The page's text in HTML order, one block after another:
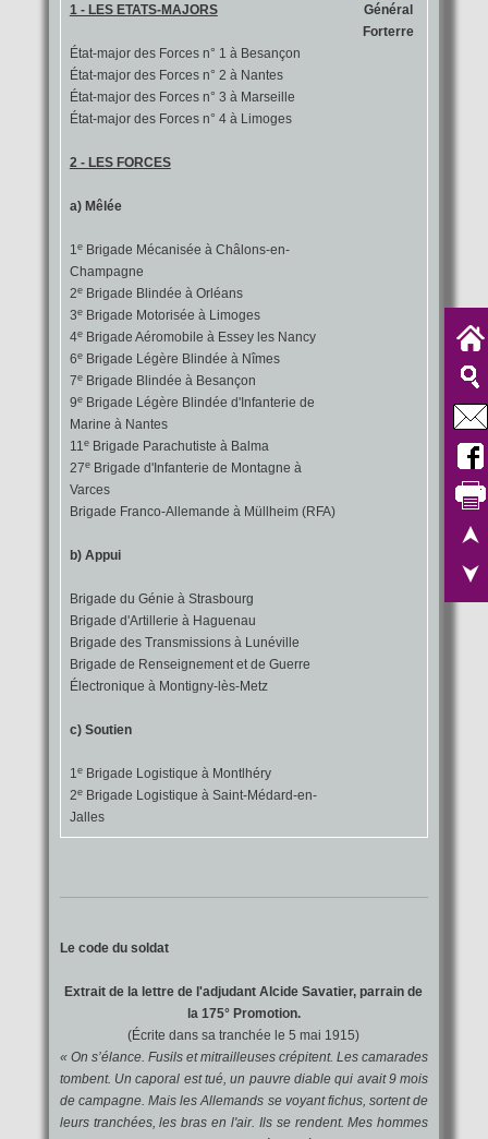
1 - LES ETATS-MAJORS
État-major des Forces n° 1 à Besançon
État-major des Forces n° 2 à Nantes
État-major des Forces n° 3 à Marseille
État-major des Forces n° 4 à Limoges
2 - LES FORCES
a) Mêlée
1eBrigade Mécanisée à Châlons-en-
Champagne
2eBrigade Blindée à Orléans
3eBrigade Motorisée à Limoges
4eBrigade Aéromobile à Essey les Nancy
6eBrigade Légère Blindée à Nîmes
7eBrigade Blindée à Besançon
9eBrigade Légère Blindée d'Infanterie de
Marine à Nantes
11eBrigade Parachutiste à Balma
27eBrigade d'Infanterie de Montagne à
Varces
Brigade Franco-Allemande à Müllheim (RFA)
b) Appui
Brigade du Génie à Strasbourg
Brigade d'Artillerie à Haguenau
Brigade des Transmissions à Lunéville
Brigade de Renseignement et de Guerre
Électronique à Montigny-lès-Metz
c) Soutien
1eBrigade Logistique à Montlhéry
2eBrigade Logistique à Saint-Médard-en-
Jalles
Général
Forterre
Le code du soldat
Extrait de la lettre de l'adjudant Alcide Savatier, parrain de
la 175° Promotion.
(Écrite dans sa tranchée le 5 mai 1915)
« On s’élance. Fusils et mitrailleuses crépitent. Les camarades
tombent. Un caporal est tué, un pauvre diable qui avait 9 mois
de campagne. Mais les Allemands se voyant fichus, sortent de
leurs tranchées, les bras en l'air. Ils se rendent. Mes hommes